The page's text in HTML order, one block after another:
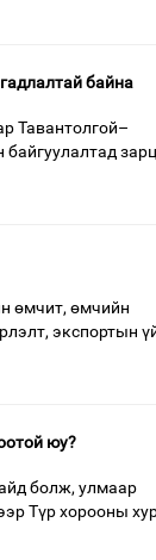
байна
Тавантолгой–
өмчит, өмчийн
экспортын
юу?
болж, улмаар
Түр хорооны